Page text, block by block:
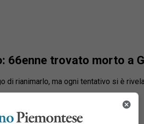
66enne trovato morto a
di rianimarlo, ma ogni tentativo si è